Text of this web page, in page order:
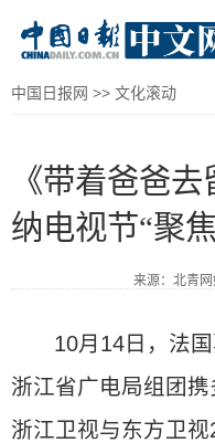
中国日报网 >> 文化滚动
《带着爸爸
纳电视节“聚
来源：北青
10月14日，法
浙江省广电局组团
浙江卫视与东方卫